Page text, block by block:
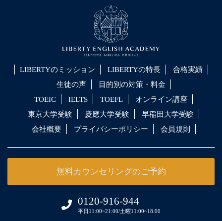
LIBERTYのミッション LIBERTYの特長
合格実績
生徒の声
目的別の対策・料金
TOEIC
IELTS TOEFL
オンライン講座
東京大学受験
慶應大学受験
早稲田大学受験
会社概要
プライバシーポリシー 会員規則
無料カウンセリングのご予約
0120-916-944
平日11:00~21:00/土曜11:00~18:00